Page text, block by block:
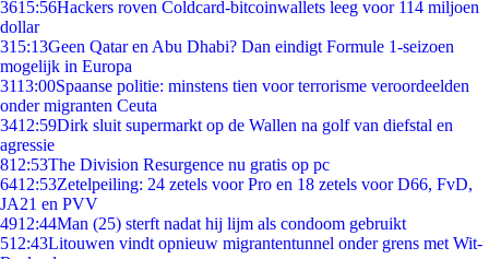
3615:56Hackers roven Coldcard-bitcoinwallets leeg voor 114 miljoen
dollar
315:13Geen Qatar en Abu Dhabi? Dan eindigt Formule 1-seizoen
mogelijk in Europa
3113:00Spaanse politie: minstens tien voor terrorisme veroordeelden
onder migranten Ceuta
3412:59Dirk sluit supermarkt op de Wallen na golf van diefstal en
agressie
812:53The Division Resurgence nu gratis op pc
6412:53Zetelpeiling: 24 zetels voor Pro en 18 zetels voor D66, FvD,
JA21 en PVV
4912:44Man (25) sterft nadat hij lijm als condoom gebruikt
512:43Litouwen vindt opnieuw migrantentunnel onder grens met Wit-